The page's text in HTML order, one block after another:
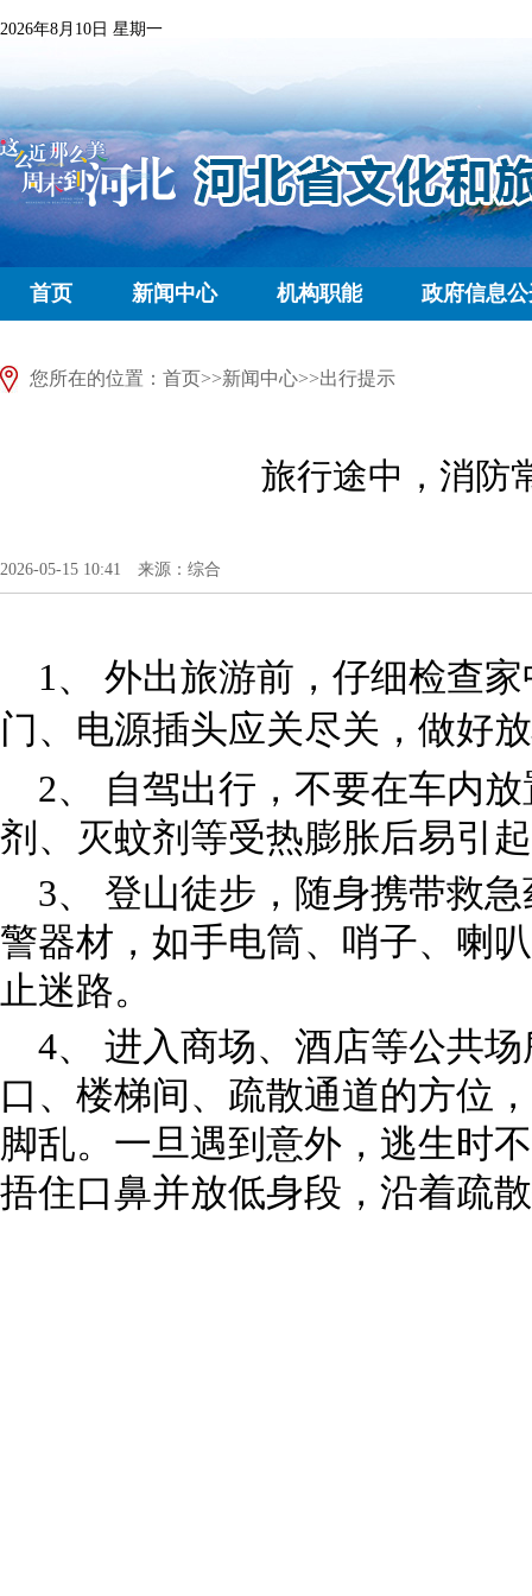
2026年8月10日 星期一
首页 新闻中心 机构职能 政府信息
您所在的位置： 首页>>新闻中心>>出行提示
旅行途中，消防
2026-05-15 10:41 来源：综合
1、 外出旅游前，仔细检查
门、电源插头应关尽关，做好
2、 自驾出行，不要在车内
剂、灭蚊剂等受热膨胀后易引
3、 登山徒步，随身携带救
警器材，如手电筒、哨子、喇
止迷路。
4、 进入商场、酒店等公共
口、楼梯间、疏散通道的方位
脚乱。一旦遇到意外，逃生时
捂住口鼻并放低身段，沿着疏